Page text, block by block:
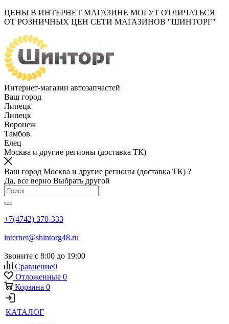
ЦЕНЫ В ИНТЕРНЕТ МАГАЗИНЕ МОГУТ ОТЛИЧАТЬСЯ
ОТ РОЗНИЧНЫХ ЦЕН СЕТИ МАГАЗИНОВ "ШИНТОРГ"
Интернет-магазин автозапчастей
Ваш город
Липецк
Липецк
Воронеж
Тамбов
Елец
Москва и другие регионы (доставка ТК)
Ваш город Москва и другие регионы (доставка ТК) ?
Да, все верно Выбрать другой
+7(4742) 370-333
internet@shintorg48.ru
Звоните с 8:00 до 19:00
Сравнение0
Отложенные 0
Корзина 0
КАТАЛОГ